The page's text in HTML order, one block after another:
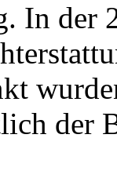
In der
der